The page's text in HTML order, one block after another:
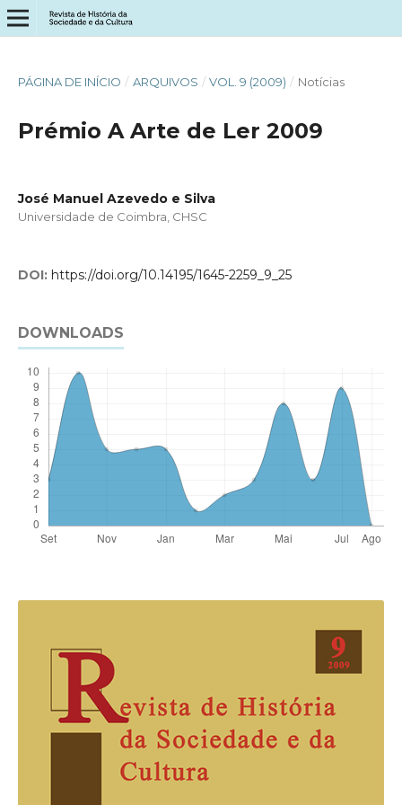
PÁGINA DE INÍCIO / ARQUIVOS / VOL. 9 (2009) / Notícias
Prémio A Arte de Ler 2009
José Manuel Azevedo e Silva
Universidade de Coimbra, CHSC
DOI: https://doi.org/10.14195/1645-2259_9_25
DOWNLOADS